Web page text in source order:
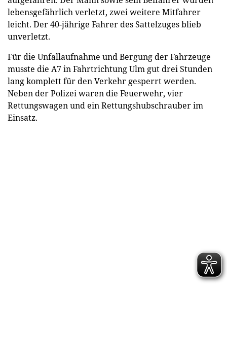
lebensgefährlich verletzt, zwei weitere Mitfahrer
leicht. Der 40-jährige Fahrer des Sattelzuges blieb
unverletzt.
Für die Unfallaufnahme und Bergung der Fahrzeuge
musste die A7 in Fahrtrichtung Ulm gut drei Stunden
lang komplett für den Verkehr gesperrt werden.
Neben der Polizei waren die Feuerwehr, vier
Rettungswagen und ein Rettungshubschrauber im
Einsatz.